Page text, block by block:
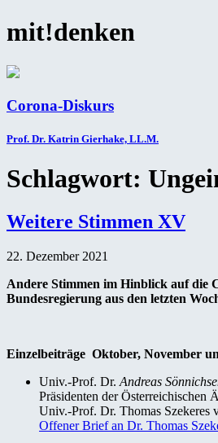
mit!denken
Corona-Diskurs
Prof. Dr. Katrin Gierhake, LL.M.
Schlagwort:
Weitere Stimmen XV
22. Dezember 2021
Andere Stimmen im Hinblick auf die
Bundesregierung aus den letzten
Einzelbeiträge Oktober, November
Univ.-Prof. Dr. Andreas
Präsidenten der Österreichischen
Univ.-Prof. Dr. Thomas Szekeres
Offener Brief an Dr. Thomas